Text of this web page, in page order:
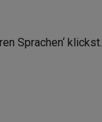
Sprachen‘ klickst.